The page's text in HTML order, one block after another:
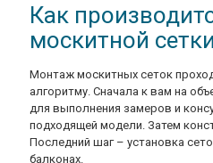
Как
москитной
Монтаж москитных сеток
алгоритму. Сначала к вам на
для выполнения замеров и
подходящей модели. Затем
Последний шаг – установка
балконах.